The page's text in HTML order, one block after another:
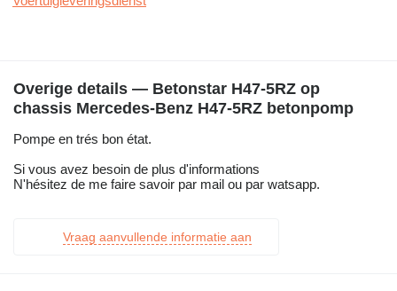
Overige details — Betonstar H47-5RZ op
chassis Mercedes-Benz H47-5RZ betonpomp
Pompe en trés bon état.
Si vous avez besoin de plus d'informations
N'hésitez de me faire savoir par mail ou par watsapp.
Vraag aanvullende informatie aan